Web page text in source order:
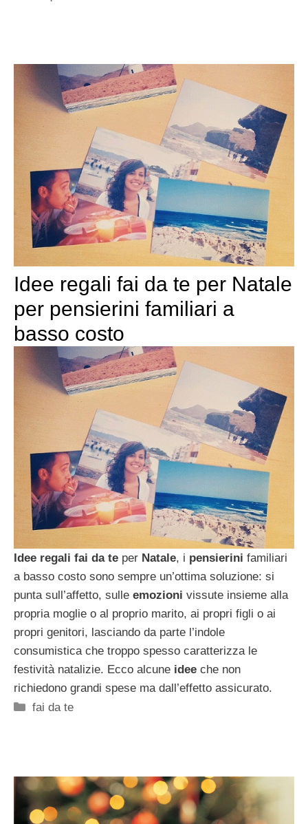
Idee regali fai da te per Natale
per pensierini familiari a
basso costo
Idee regali fai da te per Natale, i pensierini familiari
a basso costo sono sempre un’ottima soluzione: si
punta sull’affetto, sulle emozioni vissute insieme alla
propria moglie o al proprio marito, ai propri figli o ai
propri genitori, lasciando da parte l’indole
consumistica che troppo spesso caratterizza le
festività natalizie. Ecco alcune idee che non
richiedono grandi spese ma dall’effetto assicurato.
Categorie
fai da te